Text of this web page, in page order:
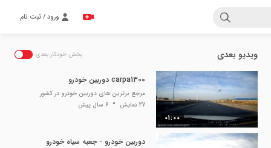
ورود / ثبت نام
ویدیو بعدی پخش خودکار بعدی
01:00
carpa1300 دوربین خودرو
مرجع برترین های دوربین خودرو در کشور
27 نمایش
6 سال پیش
دوربین خودرو - جعبه سیاه خودرو